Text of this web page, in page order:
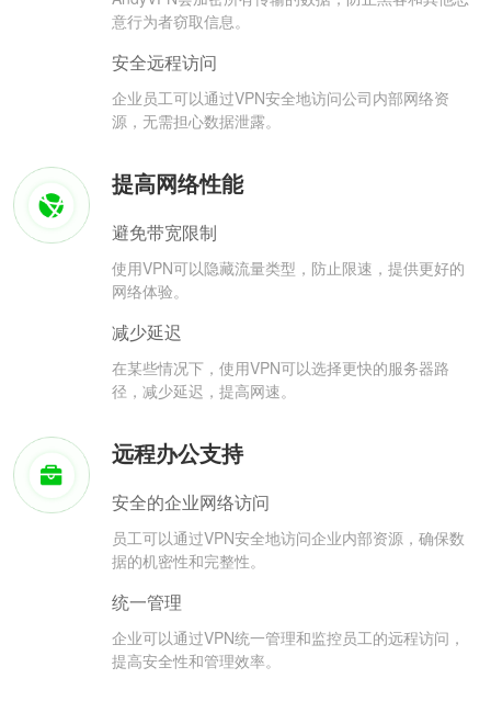
意行为者窃取信息。
安全远程访问
企业员工可以通过VPN安全地访问公司内部网络资
源，无需担心数据泄露。
提高网络性能
避免带宽限制
使用VPN可以隐藏流量类型，防止限速，提供更好的
网络体验。
减少延迟
在某些情况下，使用VPN可以选择更快的服务器路
径，减少延迟，提高网速。
远程办公支持
安全的企业网络访问
员工可以通过VPN安全地访问企业内部资源，确保数
据的机密性和完整性。
统一管理
企业可以通过VPN统一管理和监控员工的远程访问，
提高安全性和管理效率。